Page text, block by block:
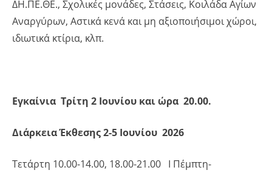
ΔΗ.ΠΕ.ΘΕ., Σχολικές μονάδες, Στάσεις, Κοιλάδα Αγίων
Αναργύρων, Αστικά κενά και μη αξιοποιήσιμοι χώροι,
ιδιωτικά κτίρια, κλπ.
Εγκαίνια Τρίτη 2 Ιουνίου και ώρα 20.00.
Διάρκεια Έκθεσης 2-5 Ιουνίου 2026
Τετάρτη 10.00-14.00, 18.00-21.00 Ι Πέμπτη-